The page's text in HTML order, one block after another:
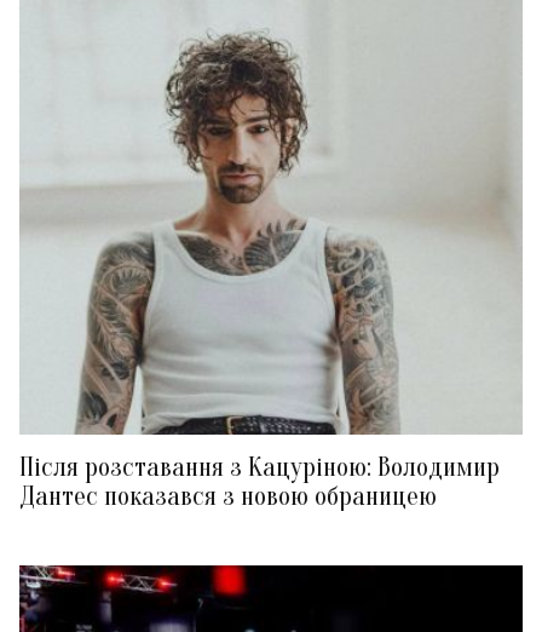
Після розставання з Кацуріною: Володимир
Дантес показався з новою обраницею